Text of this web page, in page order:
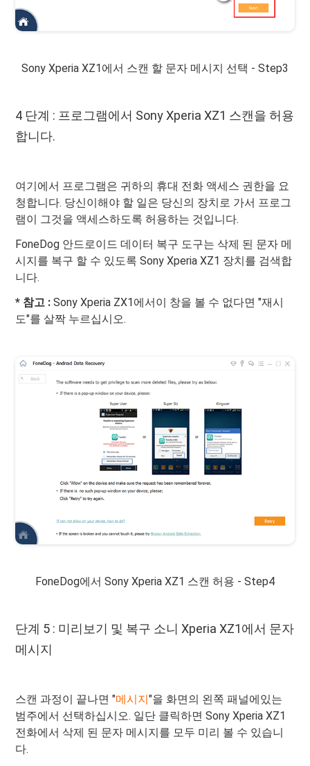
Sony Xperia XZ1에서 스캔 할 문자 메시지 선택 - Step3
4 단계 : 프로그램에서 Sony Xperia XZ1 스캔을 허용
합니다.
여기에서 프로그램은 귀하의 휴대 전화 액세스 권한을 요
청합니다. 당신이해야 할 일은 당신의 장치로 가서 프로그
램이 그것을 액세스하도록 허용하는 것입니다.
FoneDog 안드로이드 데이터 복구 도구는 삭제 된 문자 메
시지를 복구 할 수 있도록 Sony Xperia XZ1 장치를 검색합
니다.
* 참고 : Sony Xperia ZX1에서이 창을 볼 수 없다면 "재시
도"를 살짝 누르십시오.
FoneDog에서 Sony Xperia XZ1 스캔 허용 - Step4
단계 5 : 미리보기 및 복구 소니 Xperia XZ1에서 문자
메시지
스캔 과정이 끝나면 "메시지"을 화면의 왼쪽 패널에있는
범주에서 선택하십시오. 일단 클릭하면 Sony Xperia XZ1
전화에서 삭제 된 문자 메시지를 모두 미리 볼 수 있습니
다.